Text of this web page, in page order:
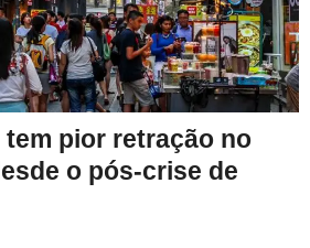
tem pior retração no
o pós-crise de